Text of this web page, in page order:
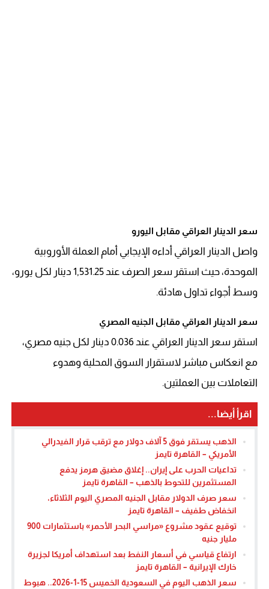
سعر الدينار العراقي مقابل اليورو
واصل الدينار العراقي أداءه الإيجابي أمام العملة الأوروبية
الموحدة، حيث استقر سعر الصرف عند 1,531.25 دينار لكل يورو،
وسط أجواء تداول هادئة.
سعر الدينار العراقي مقابل الجنيه المصري
استقر سعر الدينار العراقي عند 0.036 دينار لكل جنيه مصري،
مع انعكاس مباشر لاستقرار السوق المحلية وهدوء
التعاملات بين العملتين.
اقرأ أيضا...
الذهب يستقر فوق 5 آلاف دولار مع ترقب قرار الفيدرالي
الأمريكي – القاهرة تايمز
تداعيات الحرب على إيران.. إغلاق مضيق هرمز يدفع
المستثمرين للتحوط بالذهب – القاهرة تايمز
سعر صرف الدولار مقابل الجنيه المصري اليوم الثلاثاء،
انخفاض طفيف – القاهرة تايمز
توقيع عقود مشروع «مراسي البحر الأحمر» باستثمارات 900
مليار جنيه
ارتفاع قياسي في أسعار النفط بعد استهداف أمريكا لجزيرة
خارك الإيرانية – القاهرة تايمز
سعر الذهب اليوم في السعودية الخميس 15-1-2026.. هبوط